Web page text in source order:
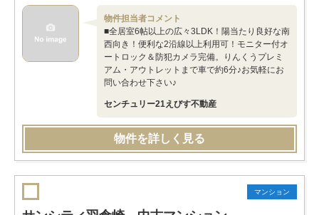
物件担当者コメント
■全居室6帖以上の広々3LDK！陽当たり良好な南
西向き！便利な2沿線以上利用可！モニター付オ
ートロック＆防犯カメラ完備。りんくうプレミ
アム・アウトレットまで車で約6分♪お気軽にお
問い合わせ下さい♪
センチュリー21えびす不動産
物件を詳しく見る
マンション